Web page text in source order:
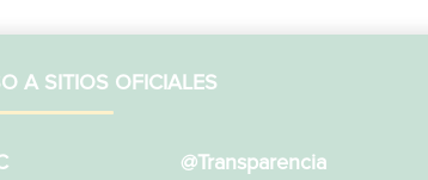
A SITIOS OFICIALES
@Transparencia